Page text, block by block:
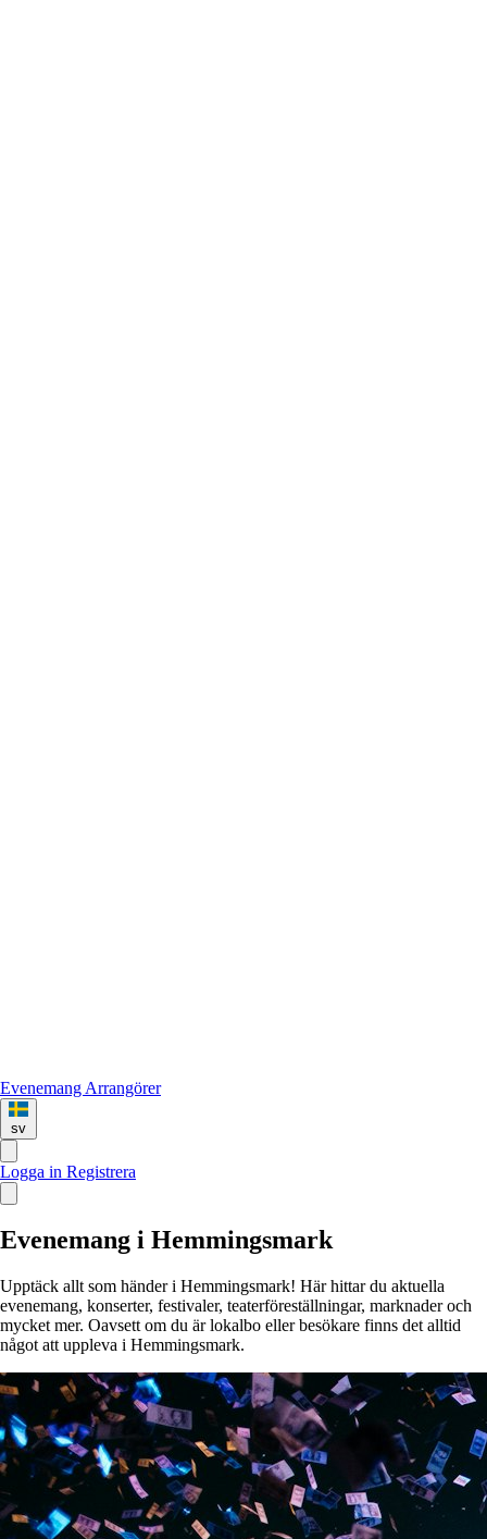
Evenemang Arrangörer
sv
Logga in Registrera
Evenemang i Hemmingsmark
Upptäck allt som händer i Hemmingsmark! Här hittar du aktuella
evenemang, konserter, festivaler, teaterföreställningar, marknader och
mycket mer. Oavsett om du är lokalbo eller besökare finns det alltid
något att uppleva i Hemmingsmark.